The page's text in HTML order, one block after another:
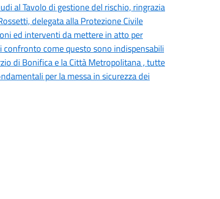
al Tavolo di gestione del rischio, ringrazia
delegata alla Protezione Civile
ed interventi da mettere in atto per
come questo sono indispensabili
di Bonifica e la Città Metropolitana , tutte
per la messa in sicurezza dei